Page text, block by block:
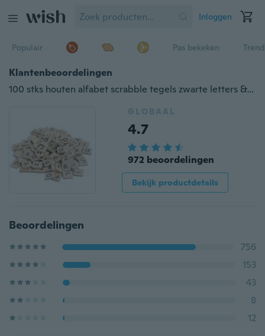
Inloggen
Populair Pas bekeken
Klantenbeoordelingen
100 stks houten alfabet scrabble tegels zwarte letters & cijfers voor ambachten hout
GLOBAAL
4.7
972 beoordelingen
Bekijk productdetails
Beoordelingen
756
153
43
8
12